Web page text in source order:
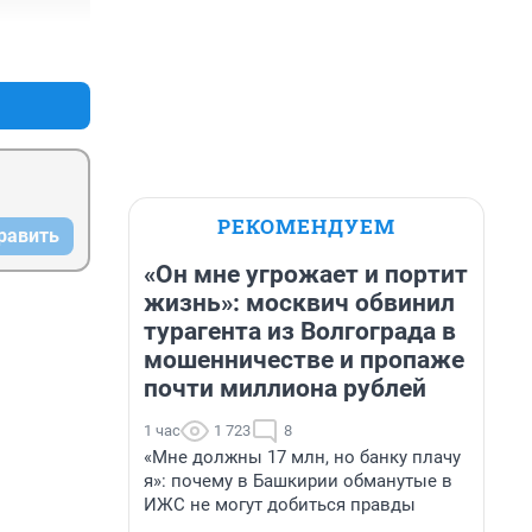
РЕКОМЕНДУЕМ
«Он мне угрожает и портит
жизнь»: москвич обвинил
турагента из Волгограда в
мошенничестве и пропаже
почти миллиона рублей
1 час 1 723 8
«Мне должны 17 млн, но банку плачу
я»: почему в Башкирии обманутые в
ИЖС не могут добиться правды